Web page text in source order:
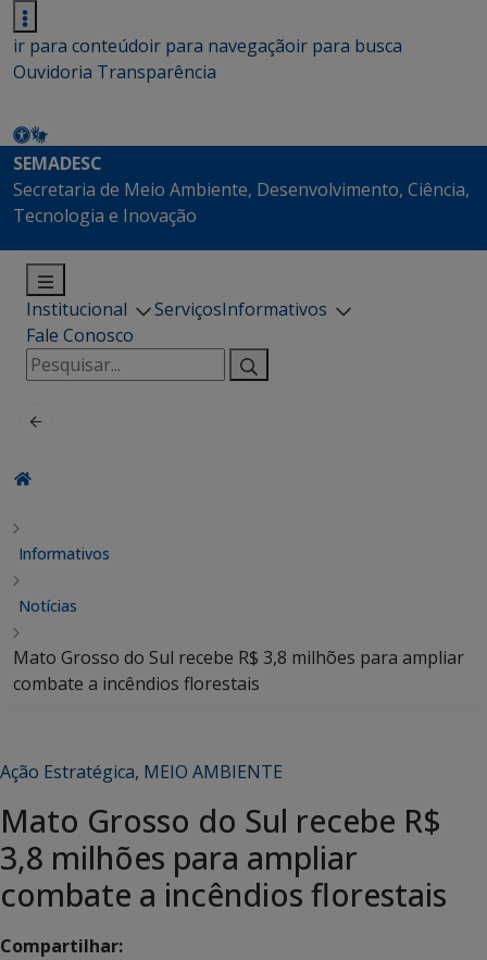
ir para conteúdoir para navegaçãoir para busca
Ouvidoria Transparência
SEMADESC
Secretaria de Meio Ambiente, Desenvolvimento, Ciência,
Tecnologia e Inovação
Institucional ServiçosInformativos
Fale Conosco
Pesquisar
por:
Informativos
Notícias
Mato Grosso do Sul recebe R$ 3,8 milhões para ampliar
combate a incêndios florestais
Ação Estratégica, MEIO AMBIENTE
Mato Grosso do Sul recebe R$
3,8 milhões para ampliar
combate a incêndios florestais
Compartilhar: